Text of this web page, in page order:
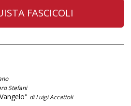
FASCICOLI
Stefani
di Luigi Accattoli